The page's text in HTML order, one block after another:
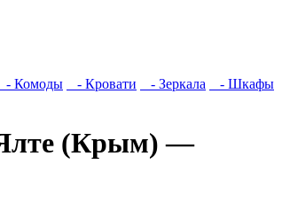
- Комоды - Кровати - Зеркала
- Шкафы
Ялте (Крым) —